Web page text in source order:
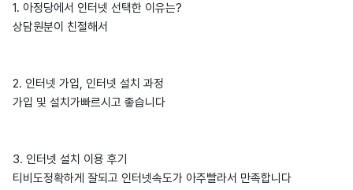
1. 아정당에서 인터넷 선택한 이유는?
상담원분이 친절해서
2. 인터넷 가입, 인터넷 설치 과정
가입 및 설치가빠르시고 좋습니다
3. 인터넷 설치 이용 후기
티비도정확하게 잘되고 인터넷속도가 아주빨라서 만족합니다